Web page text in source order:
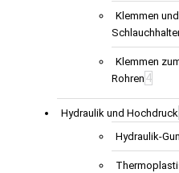
Klemmen
Klemmen
Rohren 4
Hydraulik und Hochdruck
Hydraulik-